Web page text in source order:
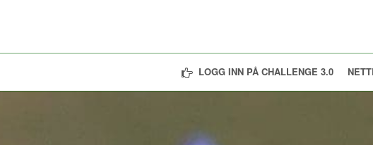
LOGG INN PÅ CHALLENGE 3.0